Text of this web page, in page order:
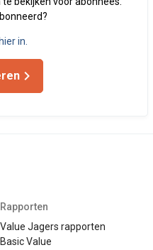
in.
Rapporten
Value Jagers rapporten
Basic Value